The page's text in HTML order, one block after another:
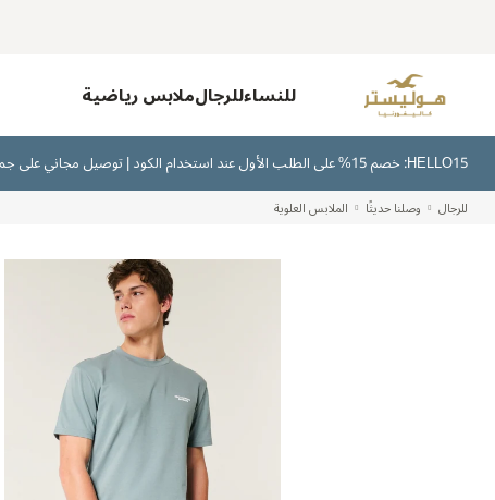
للنساءللرجالملابس رياضية
HELLO15: خصم 15% على الطلب الأول عند استخدام الكود | توصيل مجاني على جميع الطلبات بقيمة 300 ريال سعودي أو أكثر | اشترِ الآن وادفع لاحقًا عبر تابي وتمارا
للرجال وصلنا حديثًا الملابس العلوية